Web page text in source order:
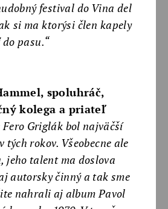
festival do Vina del
si ma ktorýsi člen kapely
pasu.“
spoluhráč,
kolega a priateľ
Fero Griglák bol najväčší
tých rokov. Všeobecne ale
jeho talent ma doslova
autorsky činný a tak sme
nahrali aj album Pavol